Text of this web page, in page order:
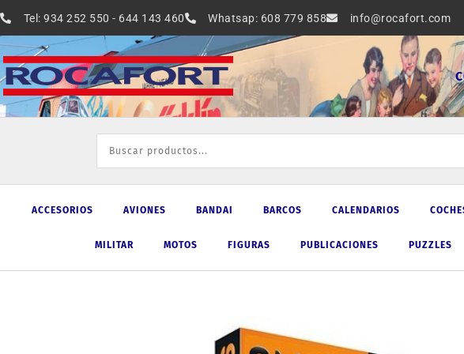
al
contenido
Tel: 934 252 550 - 644 143 460 Whatsap: 608 779 858 info@rocafort.com
ACCESORIOS AVIONES BANDAI BARCOS CALENDARIOS
MILITAR MOTOS FIGURAS PUBLICACIONES PUZZLES